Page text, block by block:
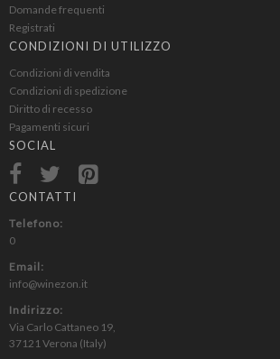
Domande frequenti
Registrati
CONDIZIONI DI UTILIZZO
Condizioni di vendita
Condizioni di spedizione
Diritto di recesso
Pagamenti sicuri
SOCIAL
CONTATTI
Telefono:
0
Email:
info@winezon.it
Indirizzo:
Via Carlo Cattaneo 19,
37121 Verona (Italy)